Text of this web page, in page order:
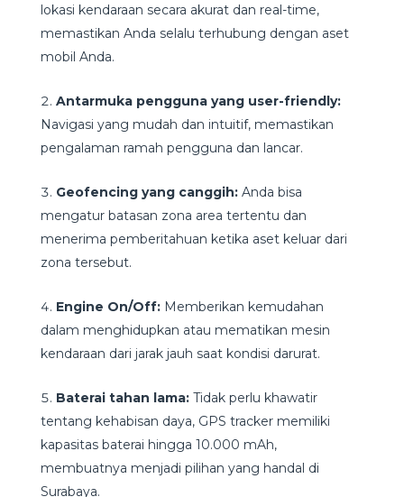
lokasi kendaraan secara akurat dan real-time,
memastikan Anda selalu terhubung dengan aset
mobil Anda.
Antarmuka pengguna yang user-friendly:
Navigasi yang mudah dan intuitif, memastikan
pengalaman ramah pengguna dan lancar.
Geofencing yang canggih: Anda bisa
mengatur batasan zona area tertentu dan
menerima pemberitahuan ketika aset keluar dari
zona tersebut.
Engine On/Off: Memberikan kemudahan
dalam menghidupkan atau mematikan mesin
kendaraan dari jarak jauh saat kondisi darurat.
Baterai tahan lama:Tidak perlu khawatir
tentang kehabisan daya, GPS tracker memiliki
kapasitas baterai hingga 10.000 mAh,
membuatnya menjadi pilihan yang handal di
Surabaya.